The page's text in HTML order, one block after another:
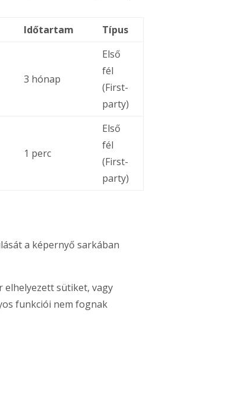
Időtartam Típus
3 hónap
Első
fél
(First-
party)
1 perc
Első
fél
(First-
party)
a képernyő sarkában
elhelyezett sütiket, vagy
funkciói nem fognak